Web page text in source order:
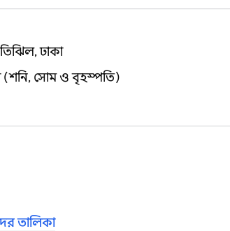
ঢাকা
(শনি, সোম ও বৃহস্পতি)
তালিকা